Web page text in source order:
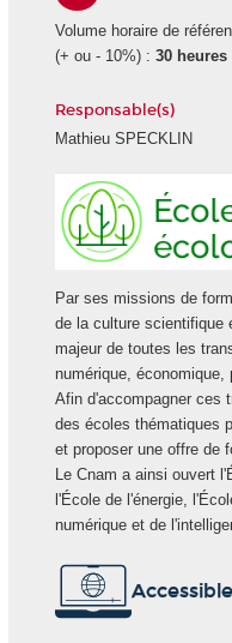
Volume horaire de
(+ ou - 10%) : 30 heures
Responsable(s)
Mathieu SPECKLIN
Par ses missions de
de la culture scientifique
majeur de toutes les
numérique, économique,
Afin d'accompagner ces
des écoles thématiques
et proposer une offre de
Le Cnam a ainsi ouvert
l'École de l'énergie,
numérique et de